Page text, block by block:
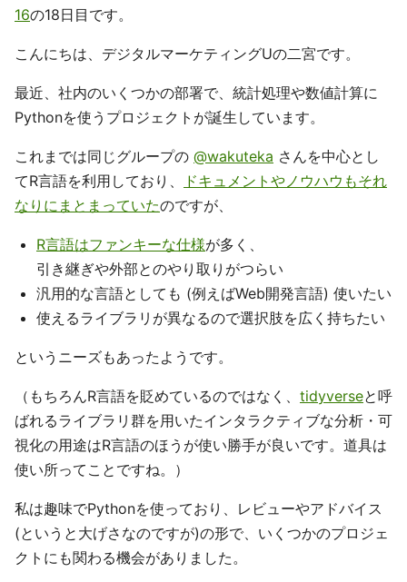
16の18日目です。
こんにちは、デジタルマーケティングUの二宮です。
最近、社内のいくつかの部署で、統計処理や数値計算に
Pythonを使うプロジェクトが誕生しています。
これまでは同じグループの @wakuteka さんを中心とし
てR言語を利用しており、
ドキュメントやノウハウもそれ
なりにまとまっていたのですが、
R言語はファンキーな仕様が多く、
引き継ぎや外部とのやり取りがつらい
汎用的な言語としても (例えばWeb開発言語) 使いたい
使えるライブラリが異なるので選択肢を広く持ちたい
というニーズもあったようです。
（もちろんR言語を貶めているのではなく、 tidyverseと呼
ばれるライブラリ群を用いたインタラクティブな分析・可
視化の用途はR言語のほうが使い勝手が良いです。道具は
使い所ってことですね。）
私は趣味でPythonを使っており、レビューやアドバイス
(というと大げさなのですが)の形で、いくつかのプロジェ
クトにも関わる機会がありました。